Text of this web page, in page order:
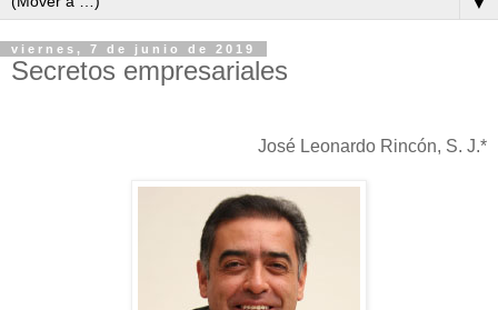
▼
viernes, 7 de junio de 2019
Secretos empresariales
José Leonardo Rincón, S. J.*